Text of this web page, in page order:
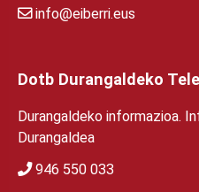
info@eiberri.eus
Dotb Durangaldeko
Durangaldeko informazioa.
Durangaldea
946 550 033